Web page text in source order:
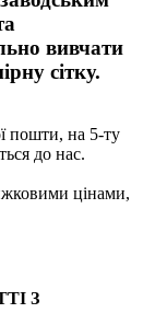
вивчати
сітку.
пошти, на 5-ту
до нас.
цінами,
З